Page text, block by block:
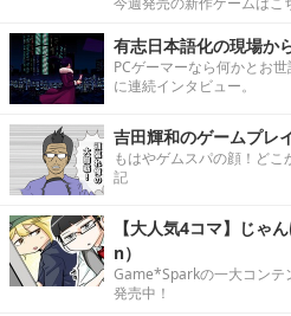
有志日本語化の現場か
PCゲーマーなら何かとお
に連続インタビュー。
吉田輝和のゲームプレ
もはやゲムスパの顔！ど
記
【大人気4コマ】じゃ
n）
Game*Sparkの一大コンテ
発売中！